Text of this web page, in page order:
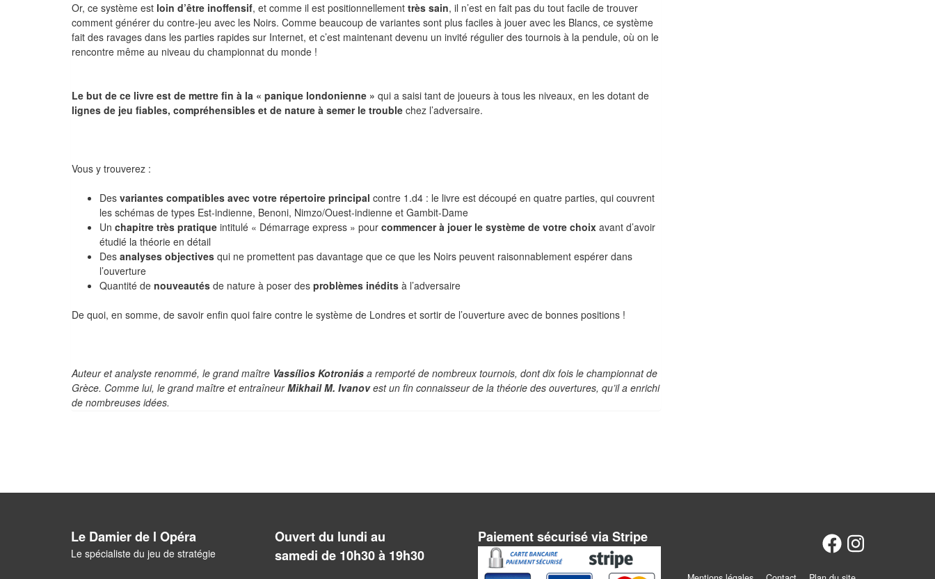
Or, ce système est loin d’être inoffensif, et comme il est positionnellement très sain, il n’est en fait pas du tout facile de trouver
comment générer du contre-jeu avec les Noirs. Comme beaucoup de variantes sont plus faciles à jouer avec les Blancs, ce système
fait des ravages dans les parties rapides sur Internet, et c’est maintenant devenu un invité régulier des tournois à la pendule, où on le
rencontre même au niveau du championnat du monde !
Le but de ce livre est de mettre fin à la « panique londonienne » qui a saisi tant de joueurs à tous les niveaux, en les dotant de
lignes de jeu fiables, compréhensibles et de nature à semer le trouble chez l’adversaire.
Vous y trouverez :
Des variantes compatibles avec votre répertoire principal contre 1.d4 : le livre est découpé en quatre parties, qui couvrent
les schémas de types Est-indienne, Benoni, Nimzo/Ouest-indienne et Gambit-Dame
Un chapitre très pratique intitulé « Démarrage express » pour commencer à jouer le système de votre choix avant d’avoir
étudié la théorie en détail
Des analyses objectives qui ne promettent pas davantage que ce que les Noirs peuvent raisonnablement espérer dans
l’ouverture
Quantité de nouveautés de nature à poser des problèmes inédits à l’adversaire
De quoi, en somme, de savoir enfin quoi faire contre le système de Londres et sortir de l’ouverture avec de bonnes positions !
Auteur et analyste renommé, le grand maître Vassílios Kotroniás a remporté de nombreux tournois, dont dix fois le championnat de
Grèce. Comme lui, le grand maître et entraîneurMikhail M. Ivanovest un fin connaisseur de la théorie des ouvertures, qu’il a enrichi
de nombreuses idées.
Le Damier de l Opéra
Le spécialiste du jeu de stratégie
Ouvert du lundi au
samedi de 10h30 à 19h30
Paiement sécurisé via Stripe